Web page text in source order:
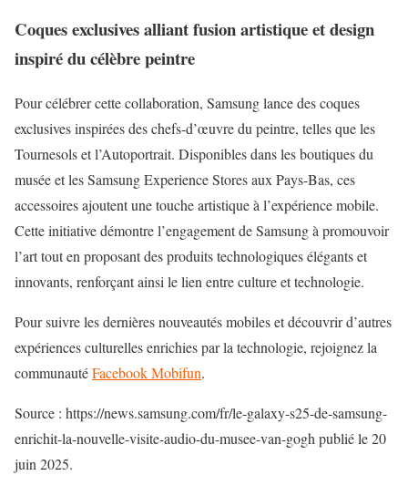
Coques exclusives alliant fusion artistique et design
inspiré du célèbre peintre
Pour célébrer cette collaboration, Samsung lance des coques
exclusives inspirées des chefs-d’œuvre du peintre, telles que les
Tournesols et l’Autoportrait. Disponibles dans les boutiques du
musée et les Samsung Experience Stores aux Pays-Bas, ces
accessoires ajoutent une touche artistique à l’expérience mobile.
Cette initiative démontre l’engagement de Samsung à promouvoir
l’art tout en proposant des produits technologiques élégants et
innovants, renforçant ainsi le lien entre culture et technologie.
Pour suivre les dernières nouveautés mobiles et découvrir d’autres
expériences culturelles enrichies par la technologie, rejoignez la
communautéFacebook Mobifun.
Source : https://news.samsung.com/fr/le-galaxy-s25-de-samsung-
enrichit-la-nouvelle-visite-audio-du-musee-van-gogh publié le 20
juin 2025.